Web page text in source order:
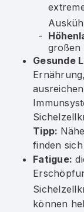
großen
Gesunde
Tipp:
finden sich
Fatigue:
können